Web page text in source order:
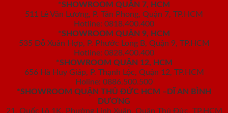
*SHOWROOM QUẬN 7, HCM
511 Lê Văn Lương, P. Tân Phong, Quận 7, TP.HCM
Hotline: 0818.400.400
*SHOWROOM QUẬN 9, HCM
535 Đỗ Xuân Hợp, P. Phước Long B, Quận 9, TP.HCM
Hotline: 0828.400.400
*SHOWROOM QUẬN 12, HCM
656 Hà Huy Giáp, P. Thạnh Lộc, Quận 12, TP.HCM
Holine: 0886.500.500
*SHOWROOM QUẬN THỦ ĐỨC HCM –DĨ AN BÌNH
DƯƠNG
21, Quốc Lộ 1K, Phường Linh Xuân, Quận Thủ Đức, TP.HCM